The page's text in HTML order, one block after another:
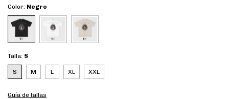
Color: Negro
Talla: S
S M L XL XXL
Guía de tallas